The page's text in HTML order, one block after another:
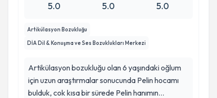
5.0 5.0 5.0
Artikülasyon Bozukluğu
DİA Dil & Konuşma ve Ses Bozuklukları Merkezi
Artikülasyon bozukluğu olan 6 yaşındaki oğlum
için uzun araştırmalar sonucunda Pelin hocamı
bulduk, cok kısa bir sürede Pelin hanımın